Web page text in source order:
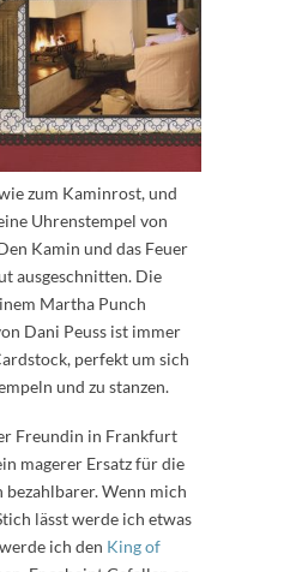
zum Kaminrost, und
Uhrenstempel von
Kamin und das Feuer
ausgeschnitten. Die
Martha Punch
Dani Peuss ist immer
perfekt um sich
und zu stanzen.
Freundin in Frankfurt
magerer Ersatz für die
Wenn mich
lässt werde ich etwas
ich den King of